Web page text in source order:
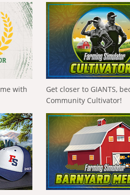
with
Get closer to GIANTS,
Community Cultivator!